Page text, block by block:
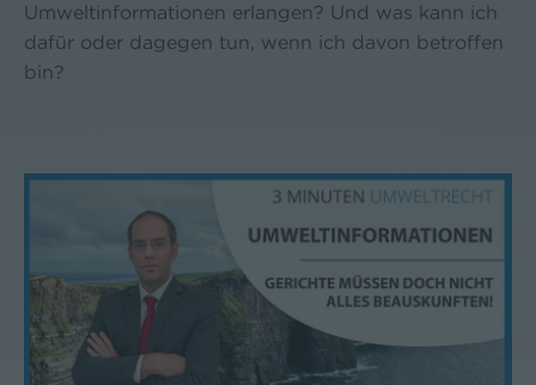
Umweltinformationen erlangen? Und was kann ich
dafür oder dagegen tun, wenn ich davon betroffen
bin?